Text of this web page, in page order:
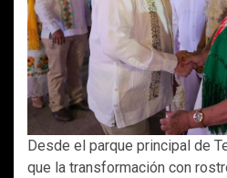
Desde el parque principal de
que la transformación con